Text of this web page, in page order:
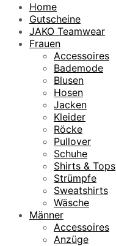
Home
Gutscheine
JAKO Teamwear
Frauen
Accessoires
Bademode
Blusen
Hosen
Jacken
Kleider
Röcke
Pullover
Schuhe
Shirts & Tops
Strümpfe
Sweatshirts
Wäsche
Männer
Accessoires
Anzüge